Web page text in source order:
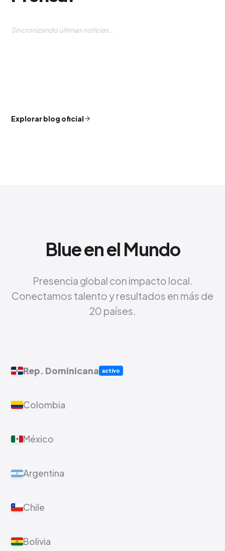
Sincronizando últimas noticias...
Explorar blog oficial
Blue en el Mundo
Presencia global con impacto local.
Conectamos talento y resultados en más de
20 países.
Rep. Dominicana activo
Colombia
México
Argentina
Chile
Bolivia